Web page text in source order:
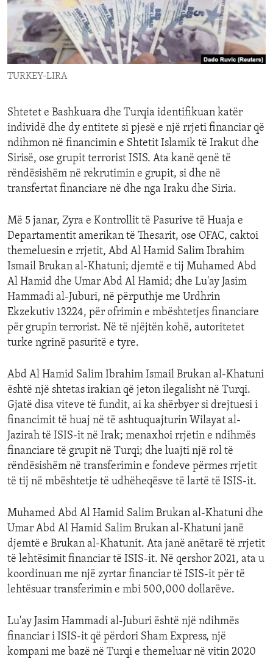
ENVIRONMENT AND HEALTH
IDEALS AND INSTITUTIONS
TURKEY-LIRA
Shtetet e Bashkuara dhe Turqia identifikuan katër
individë dhe dy entitete si pjesë e një rrjeti financiar që
ndihmon në financimin e Shtetit Islamik të Irakut dhe
Sirisë, ose grupit terrorist ISIS. Ata kanë qenë të
rëndësishëm në rekrutimin e grupit, si dhe në
transfertat financiare në dhe nga Iraku dhe Siria.
Më 5 janar, Zyra e Kontrollit të Pasurive të Huaja e
Departamentit amerikan të Thesarit, ose OFAC, caktoi
themeluesin e rrjetit, Abd Al Hamid Salim Ibrahim
Ismail Brukan al-Khatuni; djemtë e tij Muhamed Abd
Al Hamid dhe Umar Abd Al Hamid; dhe Lu'ay Jasim
Hammadi al-Juburi, në përputhje me Urdhrin
Ekzekutiv 13224, për ofrimin e mbështetjes financiare
për grupin terrorist. Në të njëjtën kohë, autoritetet
turke ngrinë pasuritë e tyre.
Abd Al Hamid Salim Ibrahim Ismail Brukan al-Khatuni
është një shtetas irakian që jeton ilegalisht në Turqi.
Gjatë disa viteve të fundit, ai ka shërbyer si drejtuesi i
financimit të huaj në të ashtuquajturin Wilayat al-
Jazirah të ISIS-it në Irak; menaxhoi rrjetin e ndihmës
financiare të grupit në Turqi; dhe luajti një rol të
rëndësishëm në transferimin e fondeve përmes rrjetit
të tij në mbështetje të udhëheqësve të lartë të ISIS-it.
Muhamed Abd Al Hamid Salim Brukan al-Khatuni dhe
Umar Abd Al Hamid Salim Brukan al-Khatuni janë
djemtë e Brukan al-Khatunit. Ata janë anëtarë të rrjetit
të lehtësimit financiar të ISIS-it. Në qershor 2021, ata u
koordinuan me një zyrtar financiar të ISIS-it për të
lehtësuar transferimin e mbi 500,000 dollarëve.
Lu'ay Jasim Hammadi al-Juburi është një ndihmës
financiar i ISIS-it që përdori Sham Express, një
kompani me bazë në Turqi e themeluar në vitin 2020